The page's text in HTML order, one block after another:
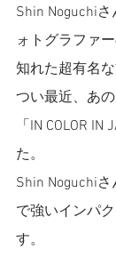
Shin Noguchi
ォトグラファ
知れた超有名な
つい最近、あの
「IN COLOR
た。
Shin Noguchi
で強いインパ
す。